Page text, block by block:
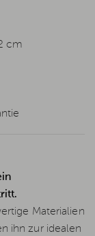
cm
Materialien
ihn zur idealen